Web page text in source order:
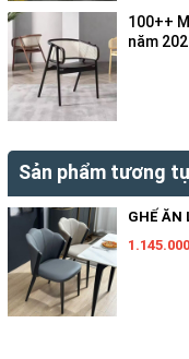
100++
năm
Sản phẩm tương
GHẾ ĂN